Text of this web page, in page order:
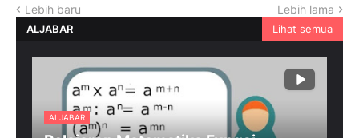
Lebih baru Lebih lama
ALJABAR Lihat semua
ALJABAR